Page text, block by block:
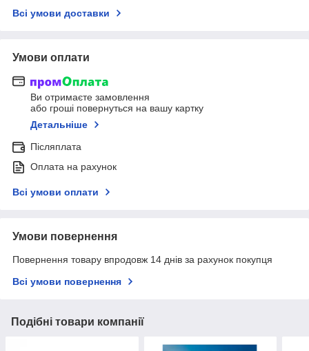
Всі умови доставки
Умови оплати
Ви отримаєте замовлення
або гроші повернуться на вашу картку
Детальніше
Післяплата
Оплата на рахунок
Всі умови оплати
Умови повернення
Повернення товару впродовж 14 днів за рахунок покупця
Всі умови повернення
Подібні товари компанії